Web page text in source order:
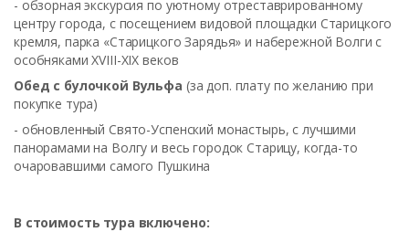
- обзорная экскурсия по уютному отреставрированному
центру города, с посещением видовой площадки Старицкого
кремля, парка «Старицкого Зарядья» и набережной Волги с
особняками XVIII-XIX веков
Обед с булочкой Вульфа (за доп. плату по желанию при
покупке тура)
- обновленный Свято-Успенский монастырь, с лучшими
панорамами на Волгу и весь городок Старицу, когда-то
очаровавшими самого Пушкина
В стоимость тура включено: